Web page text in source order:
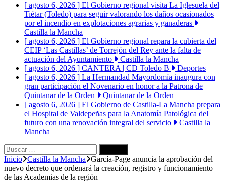
[ agosto 6, 2026 ] El Gobierno regional visita La Iglesuela del
Tiétar (Toledo) para seguir valorando los daños ocasionados
por el incendio en explotaciones agrarias y ganaderas
Castilla la Mancha
[ agosto 6, 2026 ] El Gobierno regional repara la cubierta del
CEIP ‘Las Castillas’ de Torrejón del Rey ante la falta de
actuación del Ayuntamiento
Castilla la Mancha
[ agosto 6, 2026 ] CANTERA | CD Toledo B
Deportes
[ agosto 6, 2026 ] La Hermandad Mayordomía inaugura con
gran participación el Novenario en honor a la Patrona de
Quintanar de la Orden
Quintanar de la Orden
[ agosto 6, 2026 ] El Gobierno de Castilla-La Mancha prepara
el Hospital de Valdepeñas para la Anatomía Patológica del
futuro con una renovación integral del servicio
Castilla la
Mancha
Buscar:
Inicio Castilla la Mancha
García-Page anuncia la aprobación del
nuevo decreto que ordenará la creación, registro y funcionamiento
de las Academias de la región